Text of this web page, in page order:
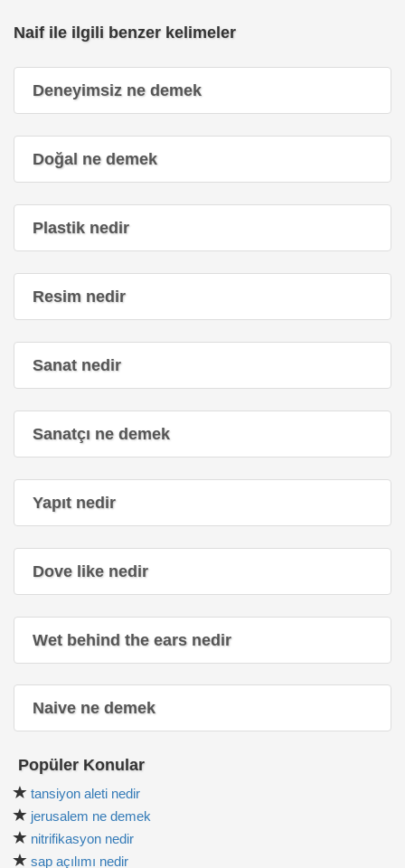
Naif ile ilgili benzer kelimeler
Deneyimsiz ne demek
Doğal ne demek
Plastik nedir
Resim nedir
Sanat nedir
Sanatçı ne demek
Yapıt nedir
Dove like nedir
Wet behind the ears nedir
Naive ne demek
Popüler Konular
tansiyon aleti nedir
jerusalem ne demek
nitrifikasyon nedir
sap açılımı nedir